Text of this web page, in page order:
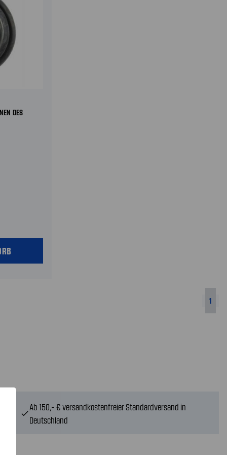
DES
1
check
Ab 150,- € versandkostenfreier Standardversand in
Deutschland